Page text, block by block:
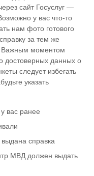
сайт Госуслуг —
у вас что-то
нам фото готового
за тем же
Важным моментом
достоверных данных о
следует избегать
указать
вас ранее
справка
МВД должен выдать